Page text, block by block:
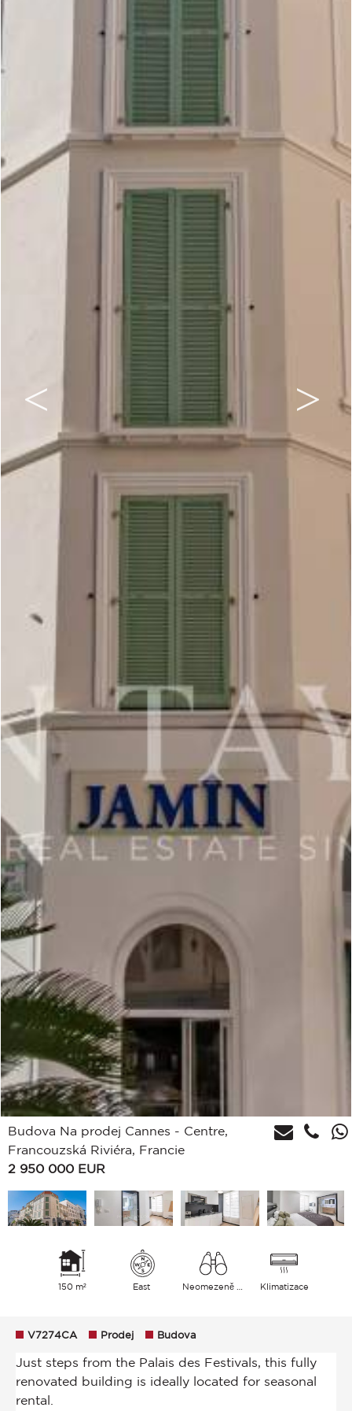
Budova Na prodej Cannes - Centre,
Francouzská Riviéra, Francie
2 950 000 EUR
150 m² East Klimatizace
V7274CA Prodej Budova